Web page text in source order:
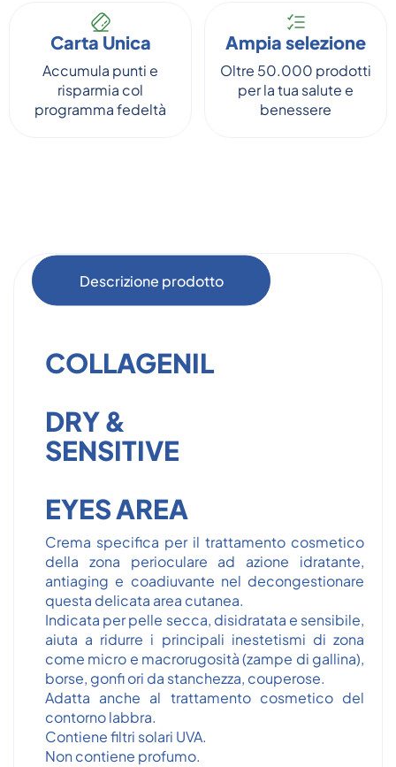
Carta Unica
Accumula punti e
risparmia col
programma fedeltà
Ampia selezione
Oltre 50.000 prodotti
per la tua salute e
benessere
Descrizione prodotto
COLLAGENIL
DRY &
SENSITIVE
EYES AREA
Crema specifica per il trattamento cosmetico
della zona perioculare ad azione idratante,
antiaging e coadiuvante nel decongestionare
questa delicata area cutanea.
Indicata per pelle secca, disidratata e sensibile,
aiuta a ridurre i principali inestetismi di zona
come micro e macrorugosità (zampe di gallina),
borse, gonfi ori da stanchezza, couperose.
Adatta anche al trattamento cosmetico del
contorno labbra.
Contiene filtri solari UVA.
Non contiene profumo.